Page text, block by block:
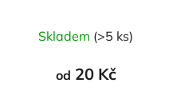
Skladem (>5 ks)
od 20 Kč